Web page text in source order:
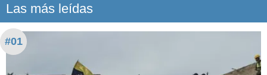
Las más leídas
#01